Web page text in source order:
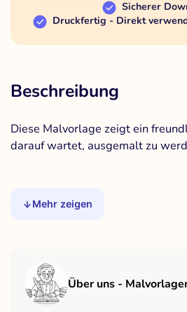
Sicherer
Druckfertig - Direkt
Beschreibung
Diese Malvorlage zeigt ein
darauf wartet, ausgemalt zu
Mehr zeigen
Über uns -